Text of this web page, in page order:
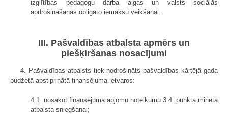
izglītības pedagogu darba algas un valsts sociālās
apdrošināšanas obligāto iemaksu veikšanai.
III. Pašvaldības atbalsta apmērs un
piešķiršanas nosacījumi
4. Pašvaldības atbalsts tiek nodrošināts pašvaldības kārtējā gada
budžetā apstiprinātā finansējuma ietvaros:
4.1. nosakot finansējuma apjomu noteikumu 3.4. punktā minētā
atbalsta sniegšanai;